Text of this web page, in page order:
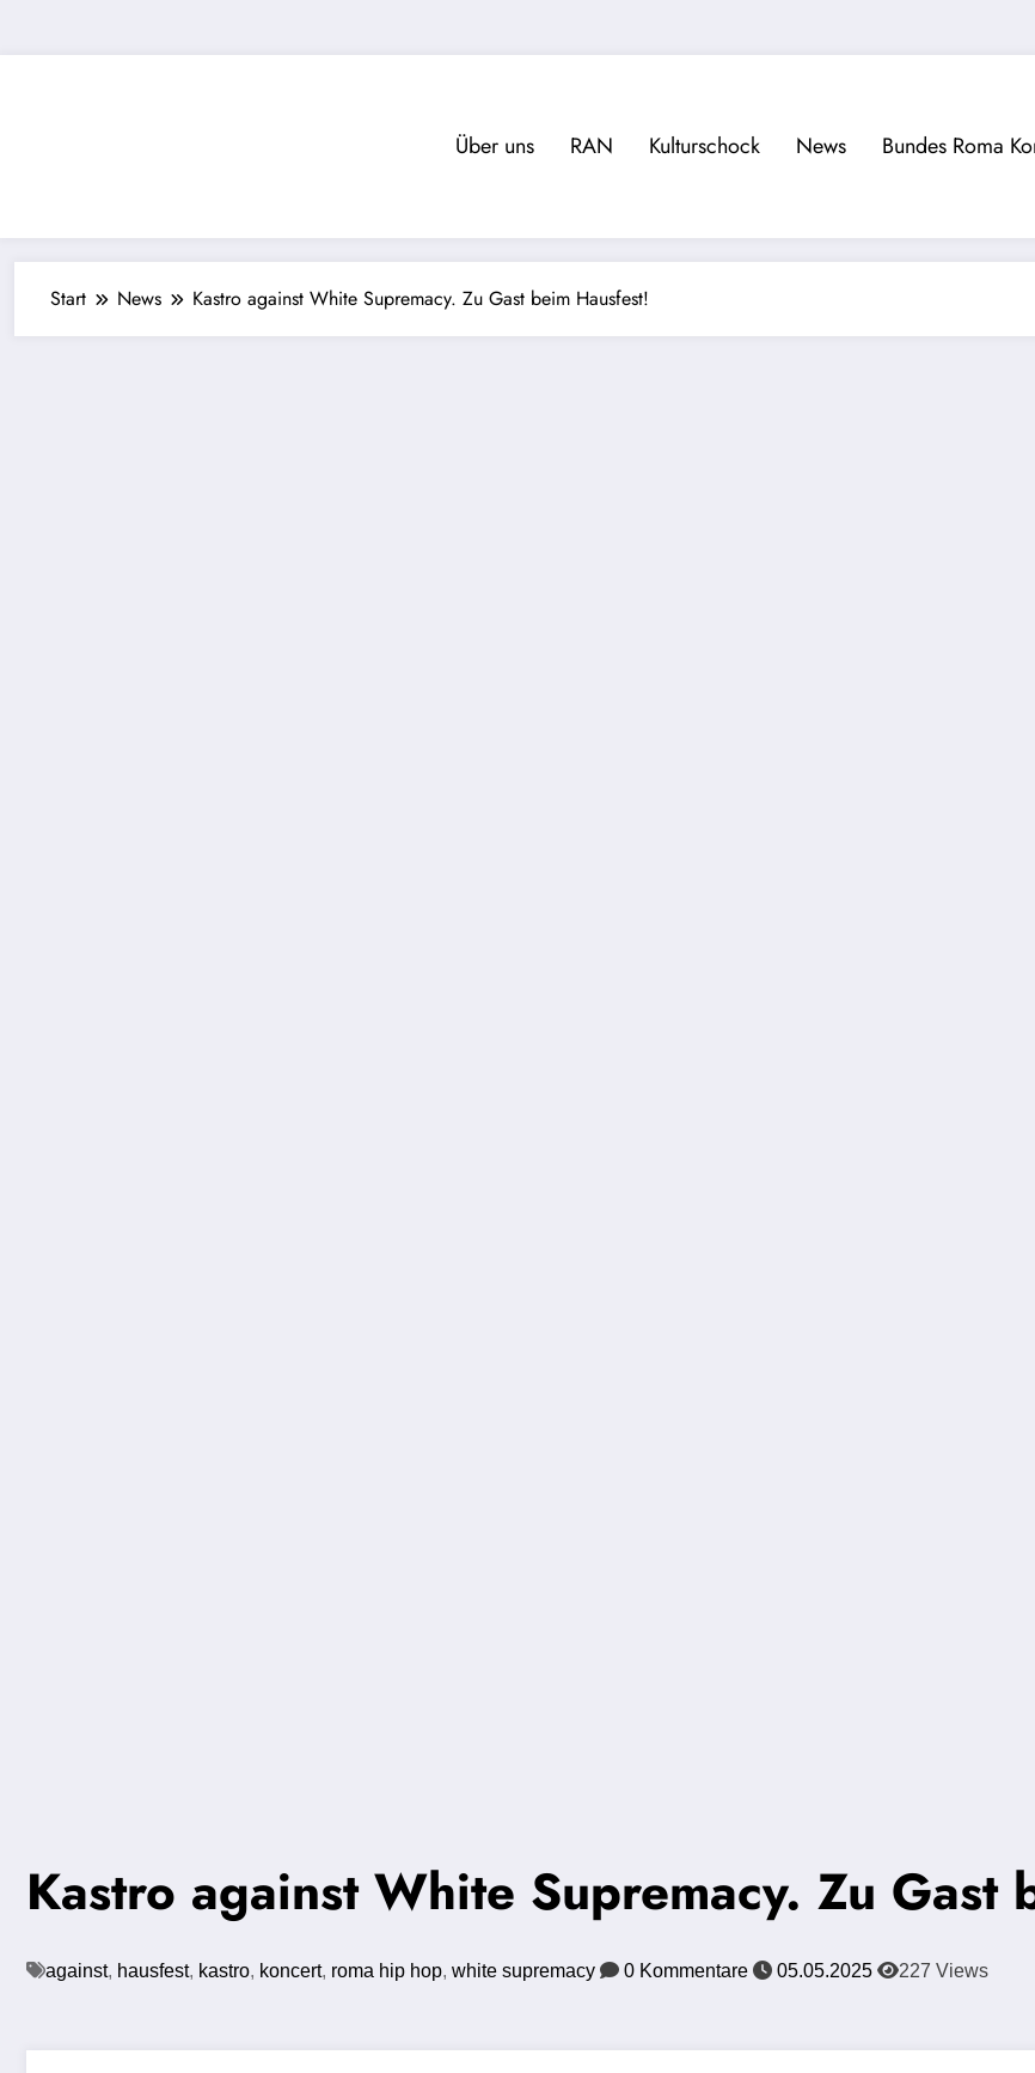
Über uns RAN Kulturschock News Bundes Roma
Start News Kastro against White Supremacy. Zu Gast beim Hausfest!
Kastro against White Supremacy. Zu Gast
against, hausfest, kastro, koncert, roma hip hop, white supremacy 0 Kommentare 05.05.2025 227 Views